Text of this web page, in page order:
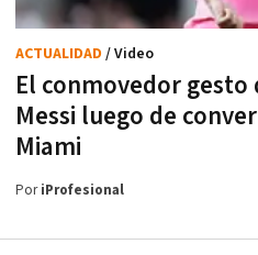
El conmovedor gesto
Messi luego de
Miami
ACTUALIDAD / Video
PoriProfesional